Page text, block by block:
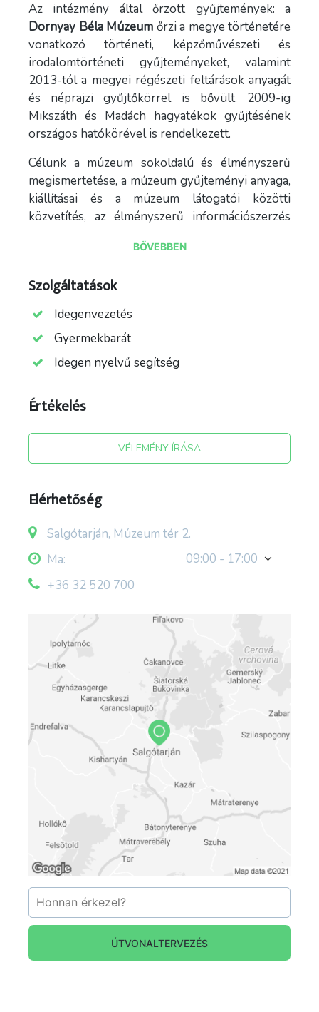
Az intézmény által őrzött gyűjtemények: a
Dornyay Béla Múzeum őrzi a megye történetére
vonatkozó történeti, képzőművészeti és
irodalomtörténeti gyűjteményeket, valamint
2013-tól a megyei régészeti feltárások anyagát
és néprajzi gyűjtőkörrel is bővült. 2009-ig
Mikszáth és Madách hagyatékok gyűjtésének
országos hatókörével is rendelkezett.
Célunk a múzeum sokoldalú és élményszerű
megismertetése, a múzeum gyűjteményi anyaga,
kiállításai és a múzeum látogatói közötti
közvetítés, az élményszerű információszerzés
Nyári tematikus táborok, múzeumpedagógiai
foglalkozások, kézműves foglalkozások,
tárlatvezetés múzeumi óra, előadás, filmvetítés,
szaktárlatvezetés ünnepekhe, különleges
alkalmakhoz kreatív foglalkozások
BŐVEBBEN
Szolgáltatások
Idegenvezetés
Gyermekbarát
Idegen nyelvű segítség
Értékelés
VÉLEMÉNY ÍRÁSA
Elérhetőség
Salgótarján, Múzeum tér 2.
Ma:
09:00 - 17:00
+36 32 520 700
ÚTVONALTERVEZÉS